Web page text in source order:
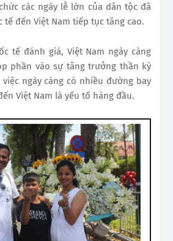
các ngày lễ lớn của dân tộc đã
đến Việt Nam tiếp tục tăng cao.
tế đánh giá, Việt Nam ngày càng
phần vào sự tăng trưởng thần kỳ
ngày càng có nhiều đường bay
Việt Nam là yếu tố hàng đầu.